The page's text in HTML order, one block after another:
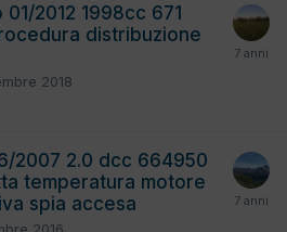
2012 1998cc 671
distribuzione
2018
2007 2.0 dcc 664950
temperatura motore
spia accesa